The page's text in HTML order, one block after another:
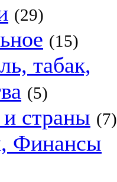
(29)
(15)
табак,
(5)
страны (7)
Финансы